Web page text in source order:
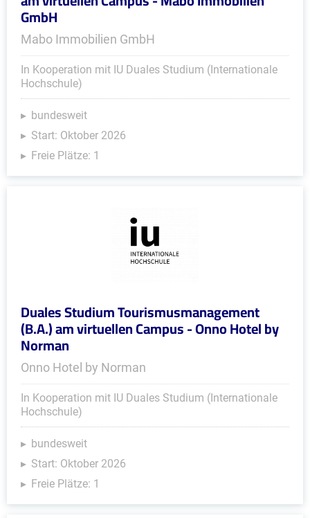
GmbH
Mabo Immobilien GmbH
In Kooperation mit IU Duales Studium (Internationale
Hochschule)
bundesweit
Start: Oktober 2026
Freie Plätze: 1
Duales Studium Tourismusmanagement
(B.A.) am virtuellen Campus - Onno Hotel by
Norman
Onno Hotel by Norman
In Kooperation mit IU Duales Studium (Internationale
Hochschule)
bundesweit
Start: Oktober 2026
Freie Plätze: 1